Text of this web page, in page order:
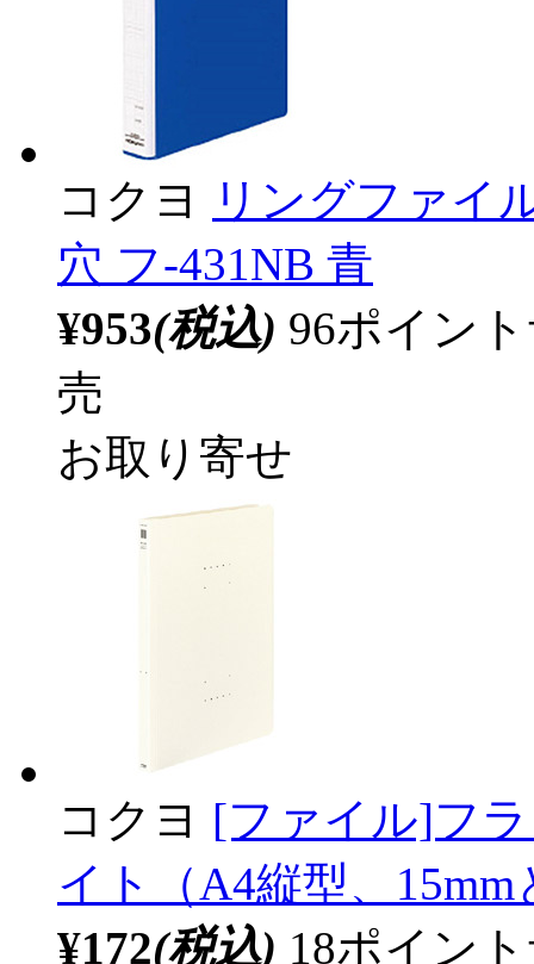
コクヨ
リングファイ
穴 フ-431NB 青
¥953(税込) 96ポイン
売
お取り寄せ
コクヨ [ファイル]フ
イト（A4縦型、
¥172(税込) 18ポイン